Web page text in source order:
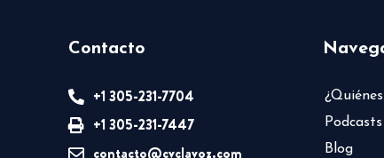
Contacto
+1 305-231-7704
+1 305-231-7447
contacto@cvclavoz.com
Podcasts
Blog